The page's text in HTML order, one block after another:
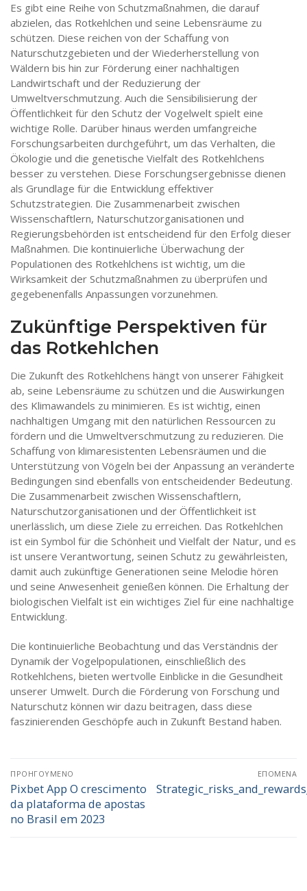
Es gibt eine Reihe von Schutzmaßnahmen, die darauf
abzielen, das Rotkehlchen und seine Lebensräume zu
schützen. Diese reichen von der Schaffung von
Naturschutzgebieten und der Wiederherstellung von
Wäldern bis hin zur Förderung einer nachhaltigen
Landwirtschaft und der Reduzierung der
Umweltverschmutzung. Auch die Sensibilisierung der
Öffentlichkeit für den Schutz der Vogelwelt spielt eine
wichtige Rolle. Darüber hinaus werden umfangreiche
Forschungsarbeiten durchgeführt, um das Verhalten, die
Ökologie und die genetische Vielfalt des Rotkehlchens
besser zu verstehen. Diese Forschungsergebnisse dienen
als Grundlage für die Entwicklung effektiver
Schutzstrategien. Die Zusammenarbeit zwischen
Wissenschaftlern, Naturschutzorganisationen und
Regierungsbehörden ist entscheidend für den Erfolg dieser
Maßnahmen. Die kontinuierliche Überwachung der
Populationen des Rotkehlchens ist wichtig, um die
Wirksamkeit der Schutzmaßnahmen zu überprüfen und
gegebenenfalls Anpassungen vorzunehmen.
Zukünftige Perspektiven für
das Rotkehlchen
Die Zukunft des Rotkehlchens hängt von unserer Fähigkeit
ab, seine Lebensräume zu schützen und die Auswirkungen
des Klimawandels zu minimieren. Es ist wichtig, einen
nachhaltigen Umgang mit den natürlichen Ressourcen zu
fördern und die Umweltverschmutzung zu reduzieren. Die
Schaffung von klimaresistenten Lebensräumen und die
Unterstützung von Vögeln bei der Anpassung an veränderte
Bedingungen sind ebenfalls von entscheidender Bedeutung.
Die Zusammenarbeit zwischen Wissenschaftlern,
Naturschutzorganisationen und der Öffentlichkeit ist
unerlässlich, um diese Ziele zu erreichen. Das Rotkehlchen
ist ein Symbol für die Schönheit und Vielfalt der Natur, und es
ist unsere Verantwortung, seinen Schutz zu gewährleisten,
damit auch zukünftige Generationen seine Melodie hören
und seine Anwesenheit genießen können. Die Erhaltung der
biologischen Vielfalt ist ein wichtiges Ziel für eine nachhaltige
Entwicklung.
Die kontinuierliche Beobachtung und das Verständnis der
Dynamik der Vogelpopulationen, einschließlich des
Rotkehlchens, bieten wertvolle Einblicke in die Gesundheit
unserer Umwelt. Durch die Förderung von Forschung und
Naturschutz können wir dazu beitragen, dass diese
faszinierenden Geschöpfe auch in Zukunft Bestand haben.
Πλοήγηση
άρθρων
ΠΡΟΗΓΟΎΜΕΝΟ
Προηγούμενο
άρθρο:
Pixbet App O crescimento
da plataforma de apostas
no Brasil em 2023
ΕΠΌΜΕΝΑ
Επόμενο